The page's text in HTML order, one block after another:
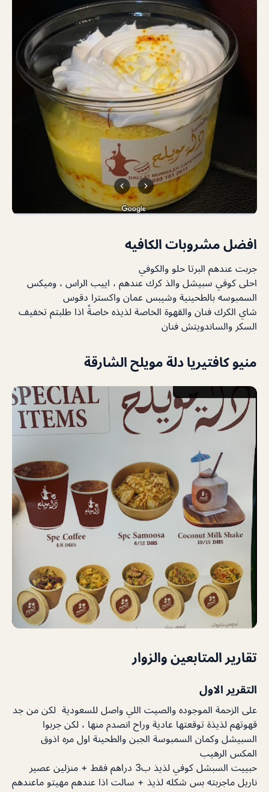
افضل مشروبات الكافيه
جربت عندهم البرتا حلو والكوفي
احلى كوفي سبيشل والذ كرك عندهم ، اييب الراس ، وميكس
السمبوسه بالطحينية وشيبس عمان واكسترا دقوس
شاي الكرك فنان والقهوة الخاصة لذيذه خاصةً اذا طلبتم تخفيف
السكر والساندويتش فنان
منيو كافتيريا دلة مويلح الشارقة
تقارير المتابعين والزوار
التقرير الاول
على الزحمة الموجوده والصيت اللي واصل للسعودية لكن من جد
قهوتهم لذيذة توقعتها عادية وراح انصدم منها ، لكن جربوا
السبيشل وكمان السمبوسة الجبن والطحينة اول مره اذوق
المكس الرهيب
حبييت السبشل كوفي لذيذ ب3 دراهم فقط + منزلين عصير
ناريل ماجربته بس شكله لذيذ + سالت اذا عندهم مهيتو ماعندهم